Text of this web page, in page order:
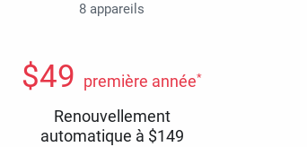
8 appareils
$49 première année*
Renouvellement
automatique à $149